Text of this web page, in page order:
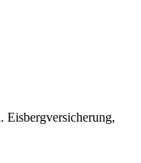
Eisbergversicherung,